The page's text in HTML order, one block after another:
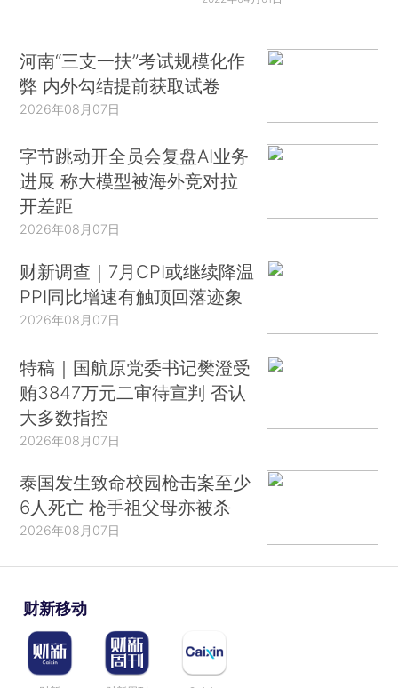
河南“三支一扶”考试规模化作
弊 内外勾结提前获取试卷
2026年08月07日
字节跳动开全员会复盘AI业务
进展 称大模型被海外竞对拉
开差距
2026年08月07日
财新调查｜7月CPI或继续降温
PPI同比增速有触顶回落迹象
2026年08月07日
特稿｜国航原党委书记樊澄受
贿3847万元二审待宣判 否认
大多数指控
2026年08月07日
泰国发生致命校园枪击案至少
6人死亡 枪手祖父母亦被杀
2026年08月07日
财新移动